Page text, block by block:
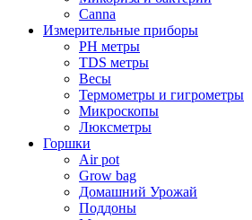
Canna
Измерительные приборы
PH метры
TDS метры
Весы
Термометры и гигрометры
Микроскопы
Люксметры
Горшки
Air pot
Grow bag
Домашний Урожай
Поддоны